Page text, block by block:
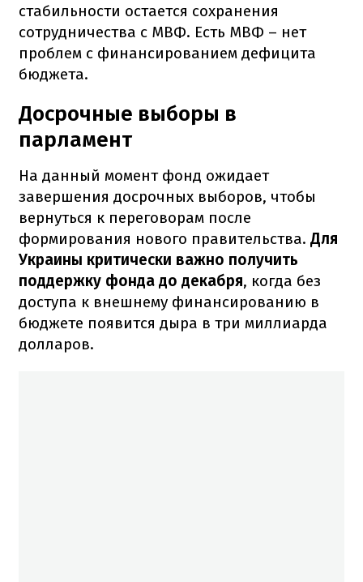
стабильности остается сохранения
сотрудничества с МВФ. Есть МВФ – нет
проблем с финансированием дефицита
бюджета.
Досрочные выборы в
парламент
На данный момент фонд ожидает
завершения досрочных выборов, чтобы
вернуться к переговорам после
формирования нового правительства. Для
Украины критически важно получить
поддержку фонда до декабря, когда без
доступа к внешнему финансированию в
бюджете появится дыра в три миллиарда
долларов.